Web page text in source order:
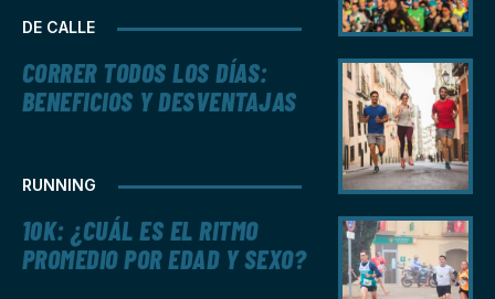
DE CALLE
RUNNING
CORRER TODOS LOS DÍAS:
BENEFICIOS Y DESVENTAJAS
10K: ¿CUÁL ES EL RITMO
PROMEDIO POR EDAD Y SEXO?